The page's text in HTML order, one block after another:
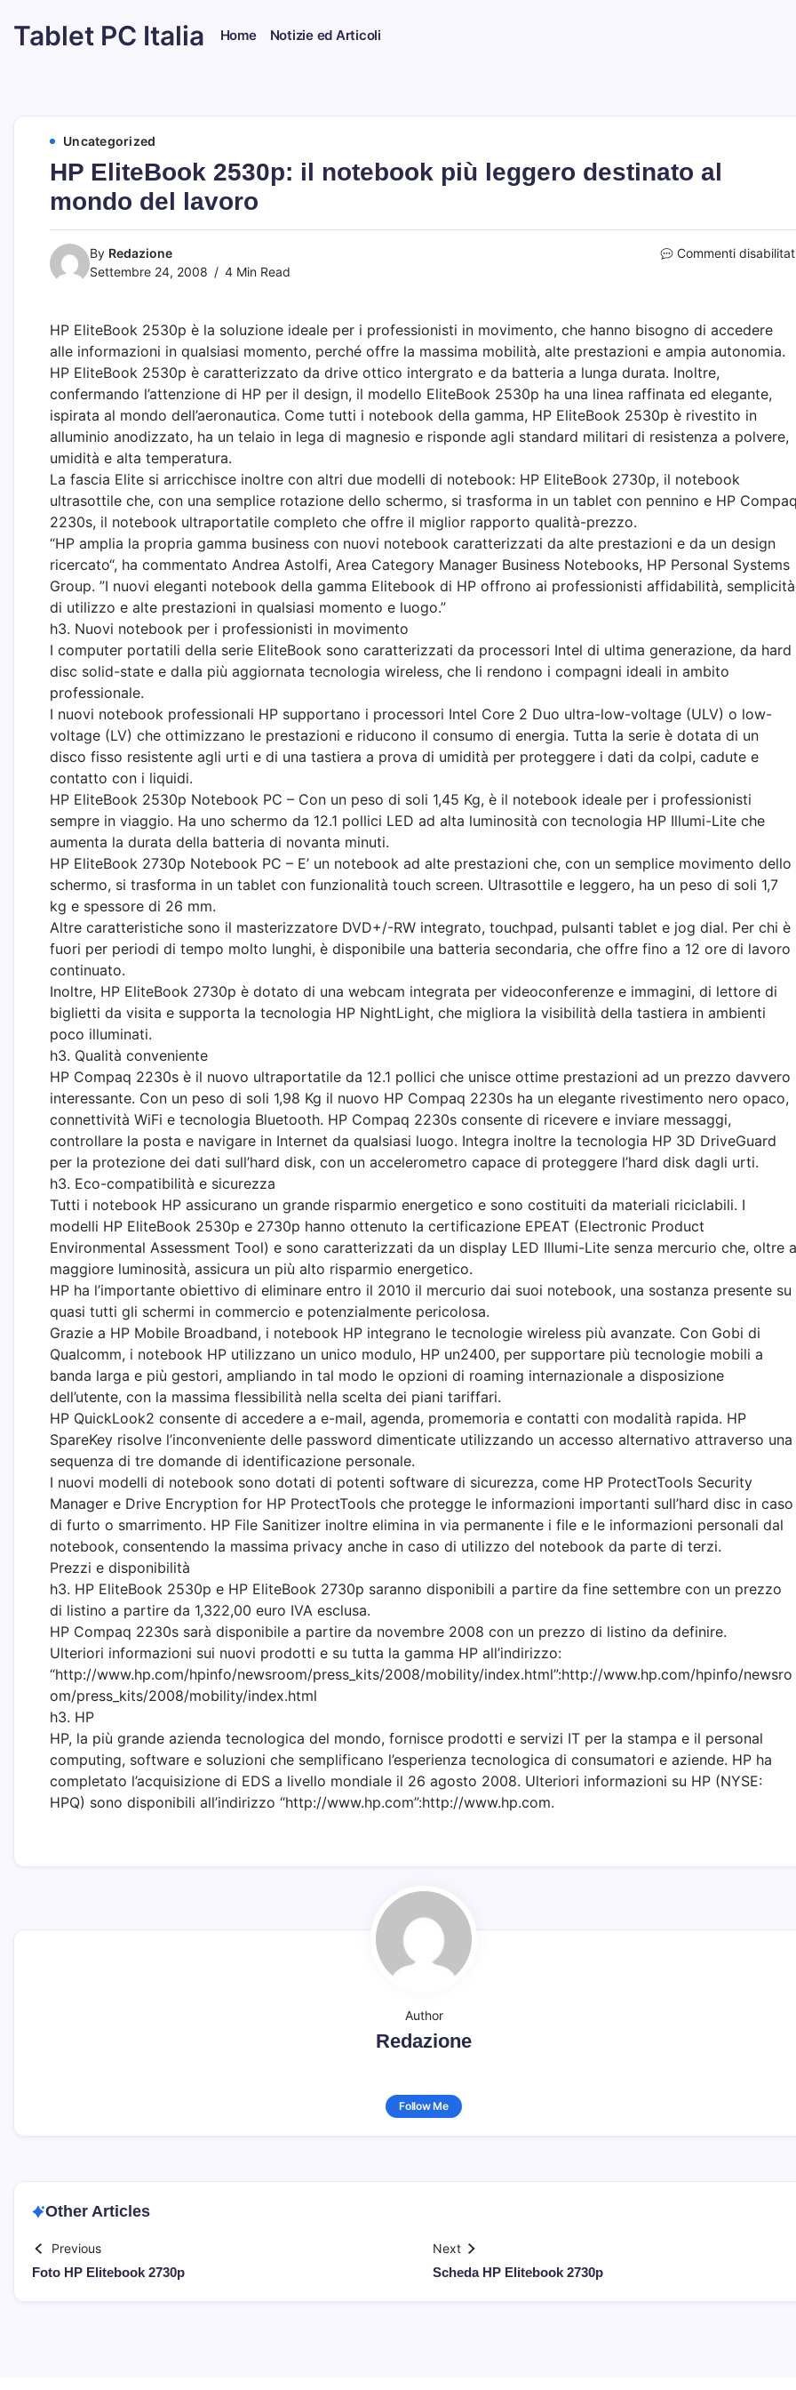
content
Tablet PC Italia
Tablet
Home Notizie ed Articoli
Uncategorized
HP EliteBook 2530p: il notebook più leggero destinato al
mondo del lavoro
By Redazione
Settembre 24, 2008
4 Min Read
Commenti
HP EliteBook 2530p è la soluzione ideale per i professionisti in movimento, che hanno bisogno di accedere
alle informazioni in qualsiasi momento, perché offre la massima mobilità, alte prestazioni e ampia autonomia.
HP EliteBook 2530p è caratterizzato da drive ottico intergrato e da batteria a lunga durata. Inoltre,
confermando l’attenzione di HP per il design, il modello EliteBook 2530p ha una linea raffinata ed elegante,
ispirata al mondo dell’aeronautica. Come tutti i notebook della gamma, HP EliteBook 2530p è rivestito in
alluminio anodizzato, ha un telaio in lega di magnesio e risponde agli standard militari di resistenza a polvere,
umidità e alta temperatura.
La fascia Elite si arricchisce inoltre con altri due modelli di notebook: HP EliteBook 2730p, il notebook
ultrasottile che, con una semplice rotazione dello schermo, si trasforma in un tablet con pennino e HP
2230s, il notebook ultraportatile completo che offre il miglior rapporto qualità-prezzo.
“HP amplia la propria gamma business con nuovi notebook caratterizzati da alte prestazioni e da un design
ricercato“, ha commentato Andrea Astolfi, Area Category Manager Business Notebooks, HP Personal Systems
Group. ”I nuovi eleganti notebook della gamma Elitebook di HP offrono ai professionisti affidabilità, semplicità
di utilizzo e alte prestazioni in qualsiasi momento e luogo.”
h3. Nuovi notebook per i professionisti in movimento
I computer portatili della serie EliteBook sono caratterizzati da processori Intel di ultima generazione, da hard
disc solid-state e dalla più aggiornata tecnologia wireless, che li rendono i compagni ideali in ambito
professionale.
I nuovi notebook professionali HP supportano i processori Intel Core 2 Duo ultra-low-voltage (ULV) o low-
voltage (LV) che ottimizzano le prestazioni e riducono il consumo di energia. Tutta la serie è dotata di un
disco fisso resistente agli urti e di una tastiera a prova di umidità per proteggere i dati da colpi, cadute e
contatto con i liquidi.
HP EliteBook 2530p Notebook PC – Con un peso di soli 1,45 Kg, è il notebook ideale per i professionisti
sempre in viaggio. Ha uno schermo da 12.1 pollici LED ad alta luminosità con tecnologia HP Illumi-Lite che
aumenta la durata della batteria di novanta minuti.
HP EliteBook 2730p Notebook PC – E’ un notebook ad alte prestazioni che, con un semplice movimento dello
schermo, si trasforma in un tablet con funzionalità touch screen. Ultrasottile e leggero, ha un peso di soli 1,7
kg e spessore di 26 mm.
Altre caratteristiche sono il masterizzatore DVD+/-RW integrato, touchpad, pulsanti tablet e jog dial. Per chi è
fuori per periodi di tempo molto lunghi, è disponibile una batteria secondaria, che offre fino a 12 ore di lavoro
continuato.
Inoltre, HP EliteBook 2730p è dotato di una webcam integrata per videoconferenze e immagini, di lettore di
biglietti da visita e supporta la tecnologia HP NightLight, che migliora la visibilità della tastiera in ambienti
poco illuminati.
h3. Qualità conveniente
HP Compaq 2230s è il nuovo ultraportatile da 12.1 pollici che unisce ottime prestazioni ad un prezzo davvero
interessante. Con un peso di soli 1,98 Kg il nuovo HP Compaq 2230s ha un elegante rivestimento nero opaco,
connettività WiFi e tecnologia Bluetooth. HP Compaq 2230s consente di ricevere e inviare messaggi,
controllare la posta e navigare in Internet da qualsiasi luogo. Integra inoltre la tecnologia HP 3D DriveGuard
per la protezione dei dati sull’hard disk, con un accelerometro capace di proteggere l’hard disk dagli urti.
h3. Eco-compatibilità e sicurezza
Tutti i notebook HP assicurano un grande risparmio energetico e sono costituiti da materiali riciclabili. I
modelli HP EliteBook 2530p e 2730p hanno ottenuto la certificazione EPEAT (Electronic Product
Environmental Assessment Tool) e sono caratterizzati da un display LED Illumi-Lite senza mercurio che, oltre a
maggiore luminosità, assicura un più alto risparmio energetico.
HP ha l’importante obiettivo di eliminare entro il 2010 il mercurio dai suoi notebook, una sostanza presente su
quasi tutti gli schermi in commercio e potenzialmente pericolosa.
Grazie a HP Mobile Broadband, i notebook HP integrano le tecnologie wireless più avanzate. Con Gobi di
Qualcomm, i notebook HP utilizzano un unico modulo, HP un2400, per supportare più tecnologie mobili a
banda larga e più gestori, ampliando in tal modo le opzioni di roaming internazionale a disposizione
dell’utente, con la massima flessibilità nella scelta dei piani tariffari.
HP QuickLook2 consente di accedere a e-mail, agenda, promemoria e contatti con modalità rapida. HP
SpareKey risolve l’inconveniente delle password dimenticate utilizzando un accesso alternativo attraverso una
sequenza di tre domande di identificazione personale.
I nuovi modelli di notebook sono dotati di potenti software di sicurezza, come HP ProtectTools Security
Manager e Drive Encryption for HP ProtectTools che protegge le informazioni importanti sull’hard disc in caso
di furto o smarrimento. HP File Sanitizer inoltre elimina in via permanente i file e le informazioni personali dal
notebook, consentendo la massima privacy anche in caso di utilizzo del notebook da parte di terzi.
Prezzi e disponibilità
h3. HP EliteBook 2530p e HP EliteBook 2730p saranno disponibili a partire da fine settembre con un prezzo
di listino a partire da 1,322,00 euro IVA esclusa.
HP Compaq 2230s sarà disponibile a partire da novembre 2008 con un prezzo di listino da definire.
Ulteriori informazioni sui nuovi prodotti e su tutta la gamma HP all’indirizzo:
“http://www.hp.com/hpinfo/newsroom/press_kits/2008/mobility/index.html”:http://www.hp.com/hpinfo/newsro
om/press_kits/2008/mobility/index.html
h3. HP
HP, la più grande azienda tecnologica del mondo, fornisce prodotti e servizi IT per la stampa e il personal
computing, software e soluzioni che semplificano l’esperienza tecnologica di consumatori e aziende. HP ha
completato l’acquisizione di EDS a livello mondiale il 26 agosto 2008. Ulteriori informazioni su HP (NYSE:
HPQ) sono disponibili all’indirizzo “http://www.hp.com”:http://www.hp.com.
Author
Redazione
Follow Me
Other Articles
Previous
Foto HP Elitebook 2730p
Next
Scheda HP Elitebook 2730p